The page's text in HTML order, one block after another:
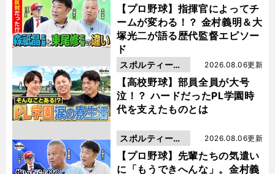
【プロ野球】指揮官によってチ
ームが変わる！？ 金村義明＆大
塚光二が語る歴代監督エピソー
ド
動画
【高校野球】部員全員が大号
泣！？ ハードだったPL学園時
代を支えたものとは
2026.08.06更新
スポルティーバ
動画
【プロ野球】先輩たちの気遣い
に「もうできへんな」。金村義
2026.08.06更新
スポルティーバ
動画